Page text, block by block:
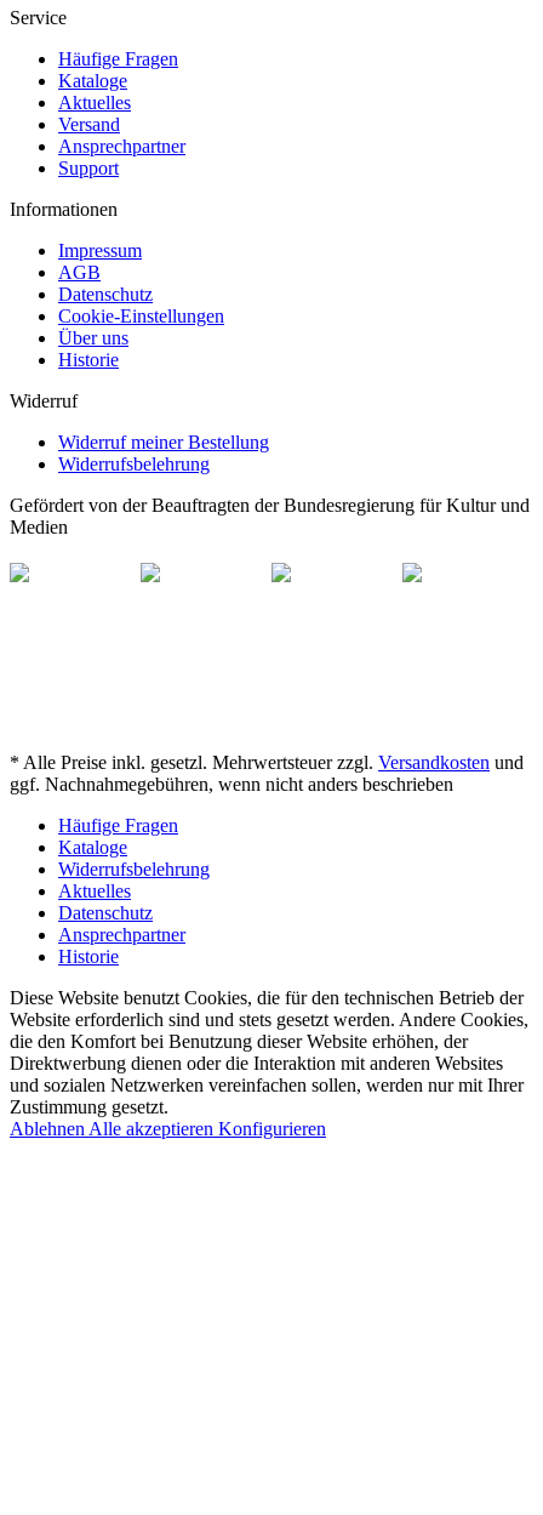
Service
Häufige Fragen
Kataloge
Aktuelles
Versand
Ansprechpartner
Support
Informationen
Impressum
AGB
Datenschutz
Cookie-Einstellungen
Über uns
Historie
Widerruf
Widerruf meiner Bestellung
Widerrufsbelehrung
Gefördert von der Beauftragten der Bundesregierung für Kultur und
Medien
* Alle Preise inkl. gesetzl. Mehrwertsteuer zzgl. Versandkosten und
ggf. Nachnahmegebühren, wenn nicht anders beschrieben
Häufige Fragen
Kataloge
Widerrufsbelehrung
Aktuelles
Datenschutz
Ansprechpartner
Historie
Diese Website benutzt Cookies, die für den technischen Betrieb der
Website erforderlich sind und stets gesetzt werden. Andere Cookies,
die den Komfort bei Benutzung dieser Website erhöhen, der
Direktwerbung dienen oder die Interaktion mit anderen Websites
und sozialen Netzwerken vereinfachen sollen, werden nur mit Ihrer
Zustimmung gesetzt.
Ablehnen Alle akzeptieren Konfigurieren